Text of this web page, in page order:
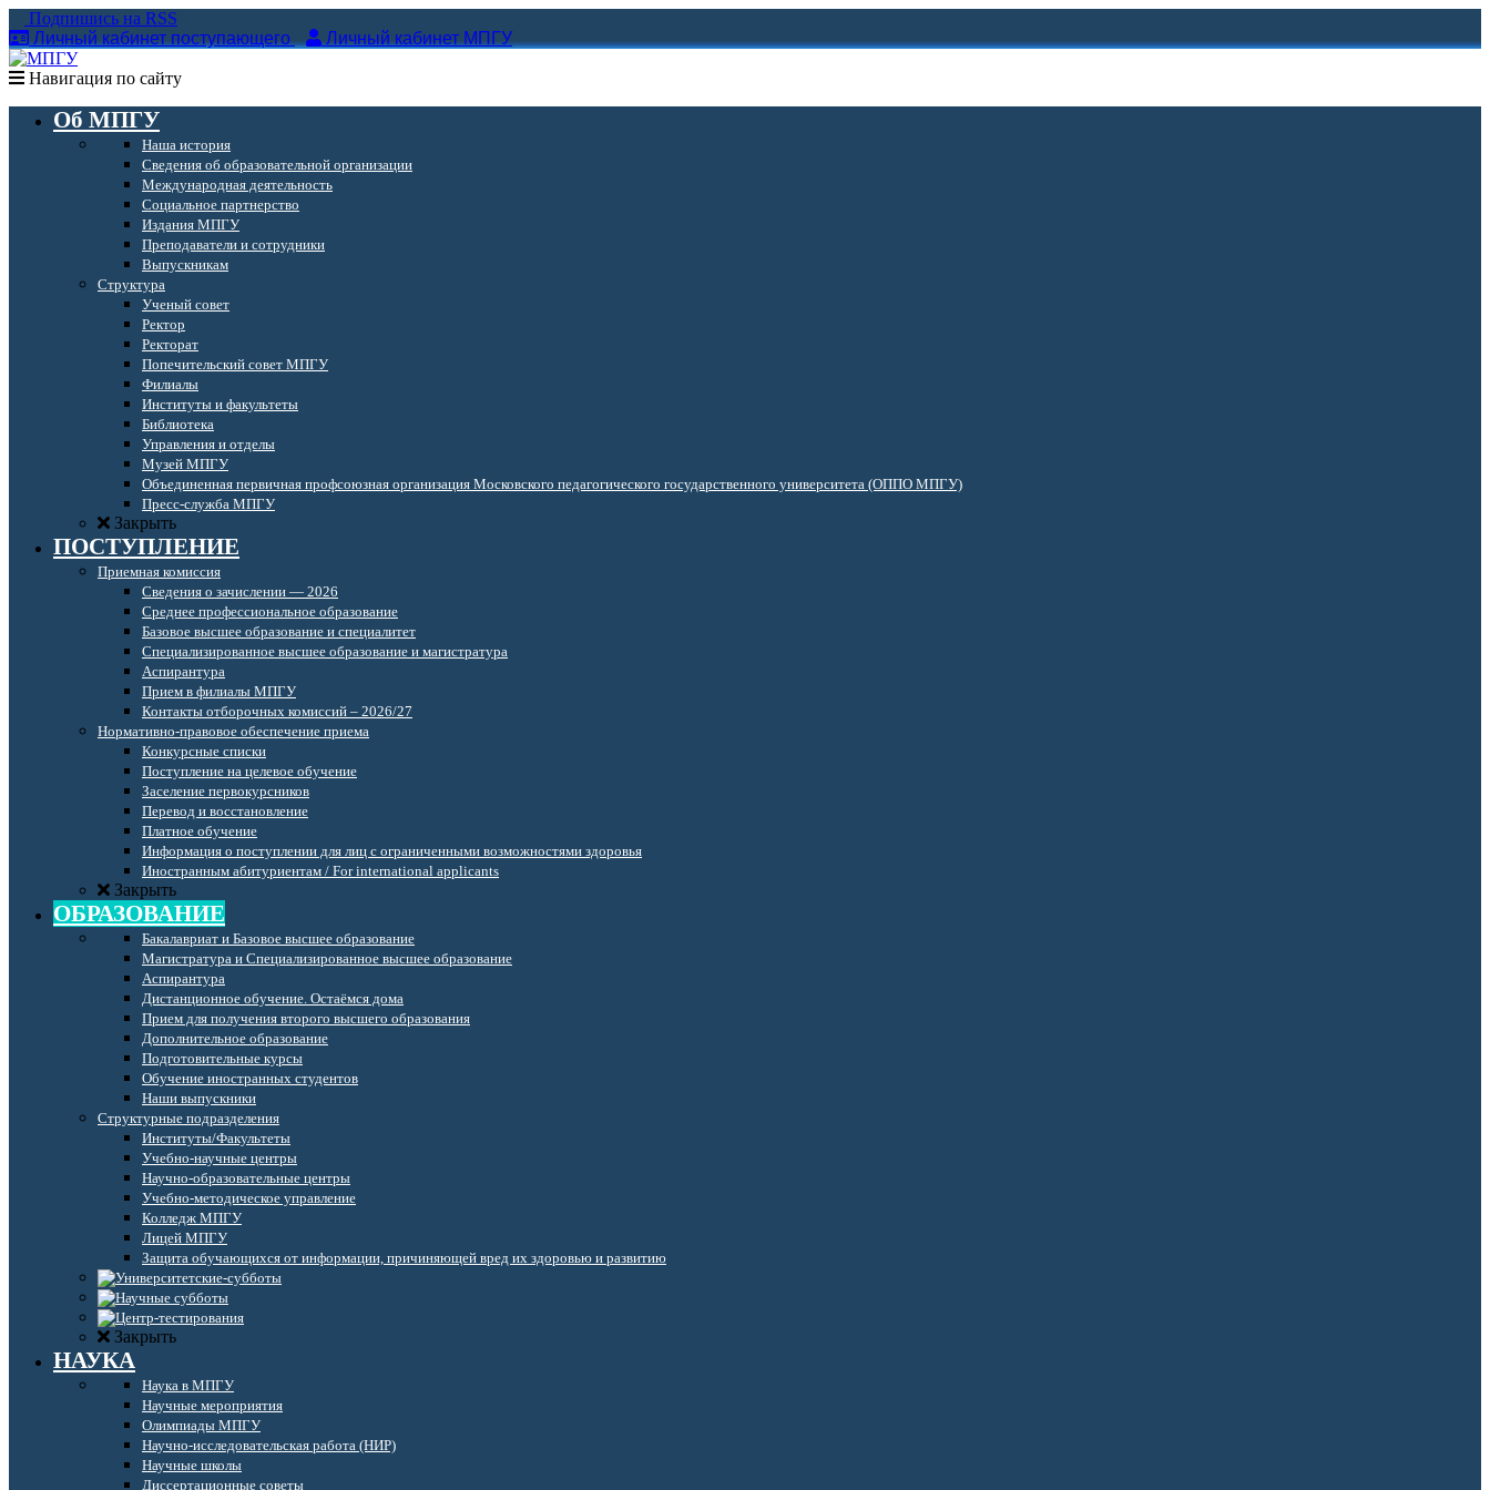
Подпишись на RSS
Личный кабинет поступающего
Личный кабинет МПГУ
Навигация по сайту
Об МПГУ
Наша история
Сведения об образовательной организации
Международная деятельность
Социальное партнерство
Издания МПГУ
Преподаватели и сотрудники
Выпускникам
Структура
Ученый совет
Ректор
Ректорат
Попечительский совет МПГУ
Филиалы
Институты и факультеты
Библиотека
Управления и отделы
Музей МПГУ
Объединенная первичная профсоюзная организация Московского педагогического государственного университета (ОППО МПГУ)
Пресс-служба МПГУ
Закрыть
ПОСТУПЛЕНИЕ
Приемная комиссия
Сведения о зачислении — 2026
Среднее профессиональное образование
Базовое высшее образование и специалитет
Специализированное высшее образование и магистратура
Аспирантура
Прием в филиалы МПГУ
Контакты отборочных комиссий – 2026/27
Нормативно-правовое обеспечение приема
Конкурсные списки
Поступление на целевое обучение
Заселение первокурсников
Перевод и восстановление
Платное обучение
Информация о поступлении для лиц с ограниченными возможностями здоровья
Иностранным абитуриентам / For international applicants
Закрыть
ОБРАЗОВАНИЕ
Бакалавриат и Базовое высшее образование
Магистратура и Специализированное высшее образование
Аспирантура
Дистанционное обучение. Остаёмся дома
Прием для получения второго высшего образования
Дополнительное образование
Подготовительные курсы
Обучение иностранных студентов
Наши выпускники
Структурные подразделения
Институты/Факультеты
Учебно-научные центры
Научно-образовательные центры
Учебно-методическое управление
Колледж МПГУ
Лицей МПГУ
Защита обучающихся от информации, причиняющей вред их здоровью и развитию
Закрыть
НАУКА
Наука в МПГУ
Научные мероприятия
Олимпиады МПГУ
Научно-исследовательская работа (НИР)
Научные школы
Диссертационные советы